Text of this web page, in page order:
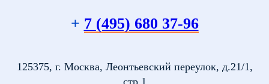
+ 7 (495) 680 37-96
125375, г. Москва, Леонтьевский переулок, д.21/1,
стр.1